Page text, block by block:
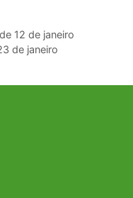
12 de janeiro
de janeiro